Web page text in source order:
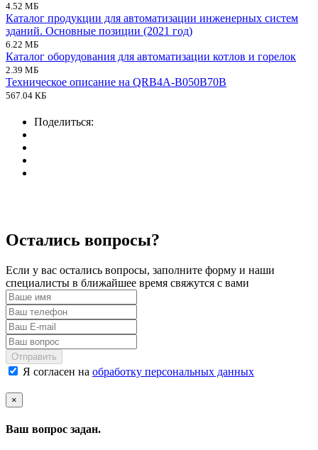
4.52 МБ
Каталог продукции для автоматизации инженерных систем
зданий. Основные позиции (2021 год)
6.22 МБ
Каталог оборудования для автоматизации котлов и горелок
2.39 МБ
Техническое описание на QRB4A-B050B70B
567.04 КБ
Поделиться:
Остались вопросы?
Если у вас остались вопросы, заполните форму и наши
специалисты в ближайшее время свяжутся с вами
Отправить
Я согласен на обработку персональных данных
×
Ваш вопрос задан.